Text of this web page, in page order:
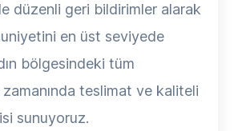
düzenli geri bildirimler alarak
en üst seviyede
bölgesindeki tüm
teslimat ve kaliteli
sunuyoruz.